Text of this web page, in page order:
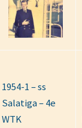
1954-1 – ss
Salatiga – 4e
WTK